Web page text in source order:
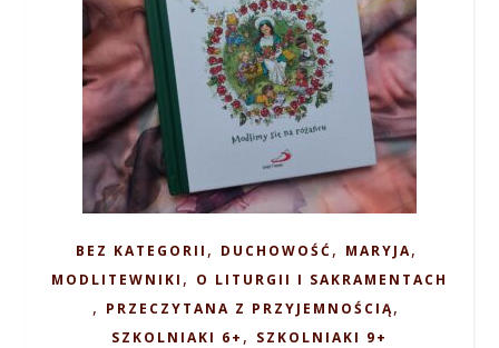
BEZ KATEGORII , DUCHOWOŚĆ , MARYJA,
MODLITEWNIKI , O LITURGII I SAKRAMENTACH
, PRZECZYTANA Z PRZYJEMNOŚCIĄ,
SZKOLNIAKI 6+ , SZKOLNIAKI 9+